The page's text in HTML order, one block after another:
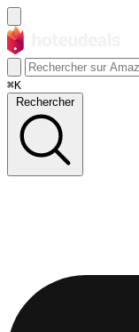
⌘K
Rechercher